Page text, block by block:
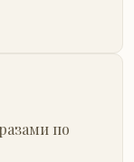
по